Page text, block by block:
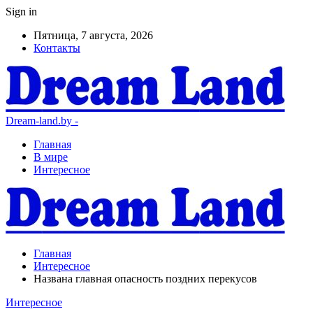
Sign in
Пятница, 7 августа, 2026
Контакты
Dream-land.by -
Главная
В мире
Интересное
Главная
Интересное
Названа главная опасность поздних перекусов
Интересное